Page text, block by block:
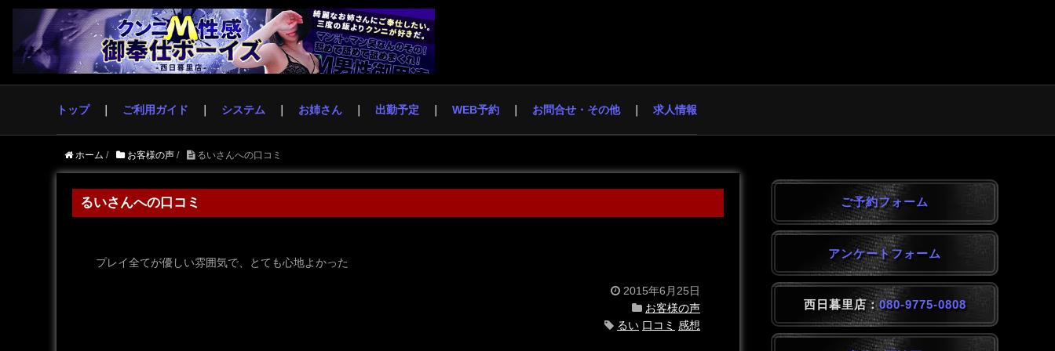
トップ ご利用ガイド システム お姉さん 出勤予定 WEB予約 お問合せ・その他 求人情報
ホーム / お客様の声 / るいさんへの口コミ
るいさんへの口コミ
プレイ全てが優しい雰囲気で、とても心地よかった
2015年6月25日
お客様の声
るい 口コミ 感想
ご予約フォーム
アンケートフォーム
西日暮里店：080-9775-0808